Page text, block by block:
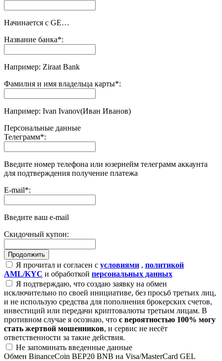
Начинается с GE…
Название банка*:
Например: Ziraat Bank
Фамилия и имя владельца карты*:
Например: Ivan Ivanov(Иван Иванов)
Персональные данные
Телеграмм*:
Введите номер телефона или юзернейм телеграмм аккаунта
для подтверждения получение платежа
E-mail*:
Введите ваш e-mail
Скидочный купон:
Я прочитал и согласен с условиями , политикой
AML/KYC и обработкой персональных данных
Я подтверждаю, что создаю заявку на обмен
исключительно по своей инициативе, без просьб третьих лиц,
и не использую средства для пополнения брокерских счетов,
инвестиций или передачи криптовалюты третьим лицам. В
противном случае я осознаю, что с вероятностью 100% могу
стать жертвой мошенников, и сервис не несёт
ответственности за такие действия.
Не запоминать введенные данные
Обмен BinanceCoin BEP20 BNB на Visa/MasterCard GEL